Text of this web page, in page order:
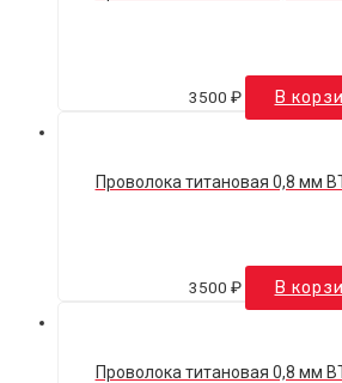
3500 ₽ В
Проволока титановая 0,8 мм
3500 ₽ В
Проволока титановая 0,8 мм